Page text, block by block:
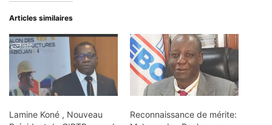
Articles similaires
Lamine Koné , Nouveau
Reconnaissance de mérite: